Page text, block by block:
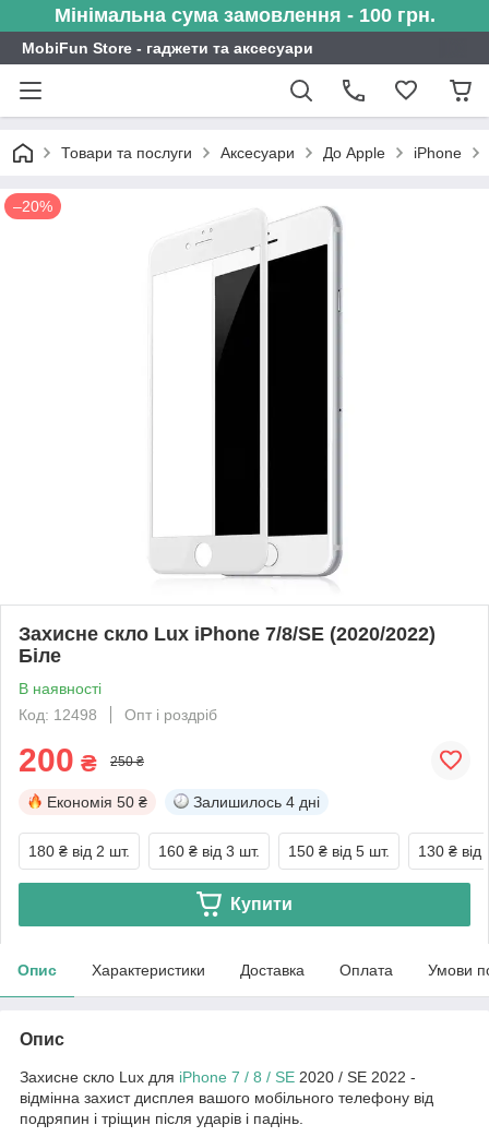
Мінімальна сума замовлення - 100 грн.
MobiFun Store - гаджети та аксесуари
Товари та послуги Аксесуари До Apple iPhone
–20%
Захисне скло Lux iPhone 7/8/SE (2020/2022)
Біле
В наявності
Код: 12498
Опт і роздріб
200 ₴ 250 ₴
Економія 50 ₴ Залишилось 4 дні
180 ₴ від 2 шт. 160 ₴ від 3 шт. 150 ₴ від 5 шт. 130 ₴ від
Купити
Опис Характеристики Доставка Оплата Умови
Опис
Захисне скло Lux для iPhone 7 / 8 / SE 2020 / SE 2022 -
відмінна захист дисплея вашого мобільного телефону від
подряпин і тріщин після ударів і падінь.